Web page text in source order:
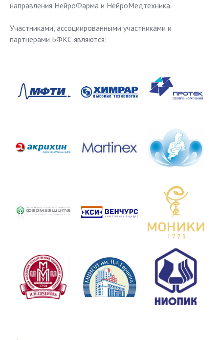
направления НейроФарма и НейроМедтехника.
Участниками, ассоциированными участниками и
партнёрами БФКС являются: